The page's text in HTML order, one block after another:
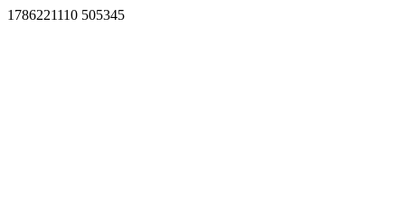
1786221110 505345